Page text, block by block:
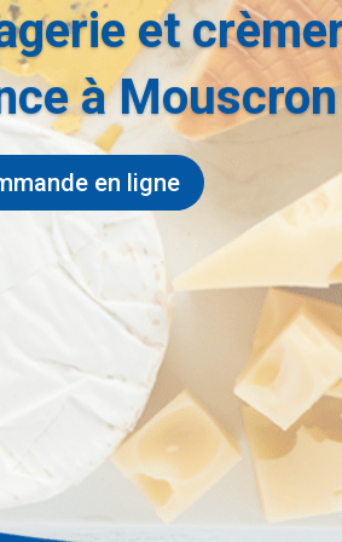
et
à Mouscron
en ligne